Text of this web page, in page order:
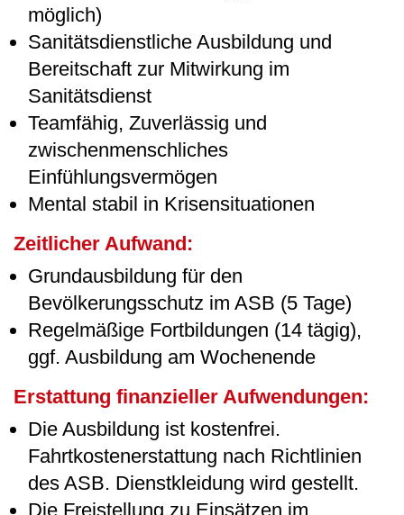
möglich)
Sanitätsdienstliche Ausbildung und
Bereitschaft zur Mitwirkung im
Sanitätsdienst
Teamfähig, Zuverlässig und
zwischenmenschliches
Einfühlungsvermögen
Mental stabil in Krisensituationen
Zeitlicher Aufwand:
Grundausbildung für den
Bevölkerungsschutz im ASB (5 Tage)
Regelmäßige Fortbildungen (14 tägig),
ggf. Ausbildung am Wochenende
Erstattung finanzieller Aufwendungen:
Die Ausbildung ist kostenfrei.
Fahrtkostenerstattung nach Richtlinien
des ASB. Dienstkleidung wird gestellt.
Die Freistellung zu Einsätzen im